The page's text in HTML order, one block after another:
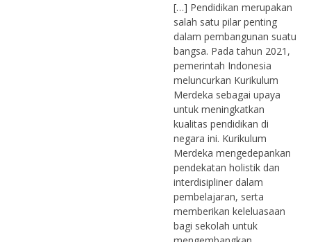
[…] Pendidikan merupakan
salah satu pilar penting
dalam pembangunan suatu
bangsa. Pada tahun 2021,
pemerintah Indonesia
meluncurkan Kurikulum
Merdeka sebagai upaya
untuk meningkatkan
kualitas pendidikan di
negara ini. Kurikulum
Merdeka mengedepankan
pendekatan holistik dan
interdisipliner dalam
pembelajaran, serta
memberikan keleluasaan
bagi sekolah untuk